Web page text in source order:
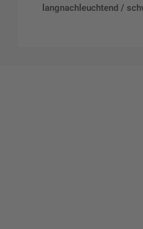
langnachleuchtend /